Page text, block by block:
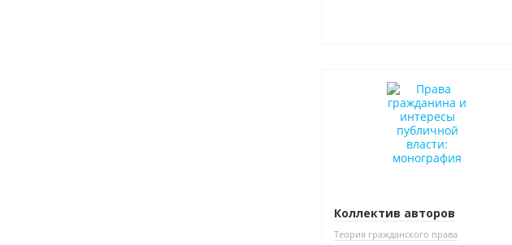
Коллектив авторов
Теория гражданского права